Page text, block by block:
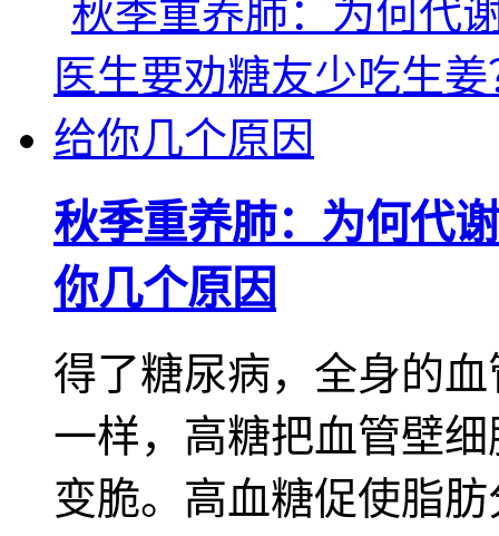
秋季重养肺：为何代
你几个原因
得了糖尿病，全身的
一样，高糖把血管壁
变脆。高血糖促使脂